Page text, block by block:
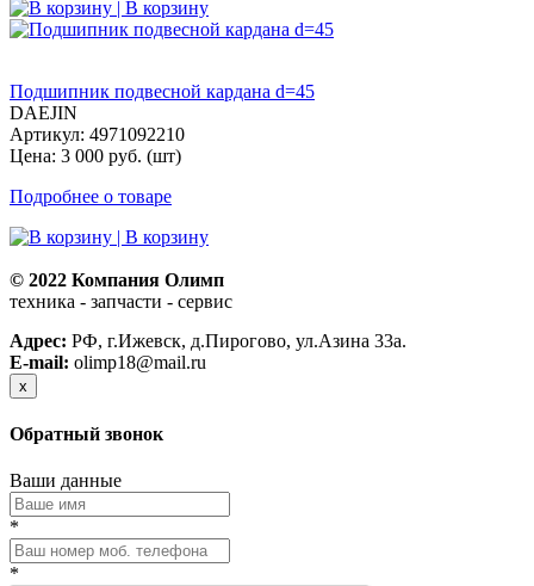
| В корзину
Подшипник подвесной кардана d=45
DAEJIN
Артикул: 4971092210
Цена: 3 000 руб. (шт)
Подробнее о товаре
| В корзину
© 2022 Компания Олимп
техника - запчасти - сервис
Адрес: РФ, г.Ижевск, д.Пирогово, ул.Азина 33а.
E-mail: olimp18@mail.ru
x
Обратный звонок
Ваши данные
*
*